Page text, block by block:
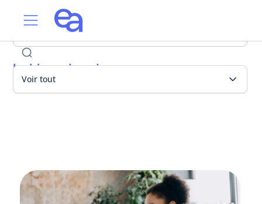
Le blog edacademy
Voir tout
Articles les plus récents